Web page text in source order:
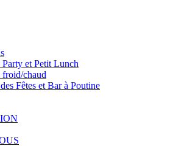
Party et Petit Lunch
chaud
Fêtes et Bar à Poutine